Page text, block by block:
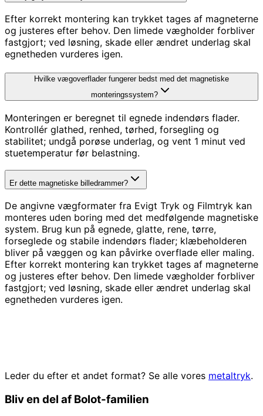
Efter korrekt montering kan trykket tages af magneterne
og justeres efter behov. Den limede vægholder forbliver
fastgjort; ved løsning, skade eller ændret underlag skal
egnetheden vurderes igen.
Hvilke vægoverflader fungerer bedst med det magnetiske
monteringssystem?
Monteringen er beregnet til egnede indendørs flader.
Kontrollér glathed, renhed, tørhed, forsegling og
stabilitet; undgå porøse underlag, og vent 1 minut ved
stuetemperatur før belastning.
Er dette magnetiske billedrammer?
De angivne vægformater fra Evigt Tryk og Filmtryk kan
monteres uden boring med det medfølgende magnetiske
system. Brug kun på egnede, glatte, rene, tørre,
forseglede og stabile indendørs flader; klæbeholderen
bliver på væggen og kan påvirke overflade eller maling.
Efter korrekt montering kan trykket tages af magneterne
og justeres efter behov. Den limede vægholder forbliver
fastgjort; ved løsning, skade eller ændret underlag skal
egnetheden vurderes igen.
Leder du efter et andet format? Se alle vores metaltryk.
Bliv en del af Bolot-familien